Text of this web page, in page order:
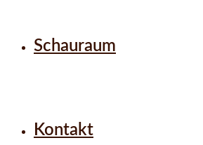
Schauraum
Kontakt